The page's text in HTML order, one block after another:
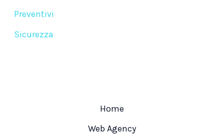
Preventivi
Sicurezza
Home
Web Agency